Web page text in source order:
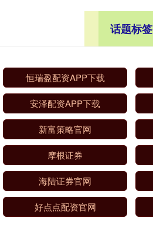
话题标签
恒瑞盈配资APP下载
安泽配资APP下载
新富策略官网
摩根证券
海陆证券官网
好点点配资官网